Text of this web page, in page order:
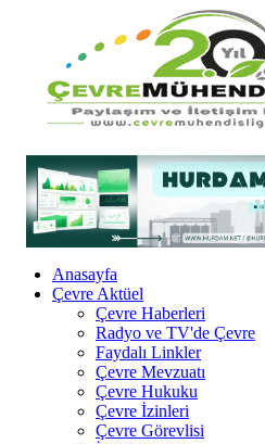
Anasayfa
Çevre Aktüel
Çevre Haberleri
Radyo ve TV'de Çevre
Faydalı Linkler
Çevre Mevzuatı
Çevre Hukuku
Çevre İzinleri
Çevre Görevlisi